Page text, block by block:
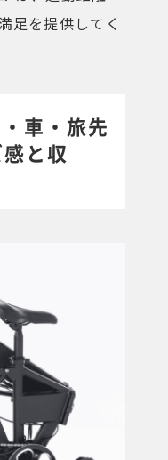
足を提供してく
車・旅先
と収